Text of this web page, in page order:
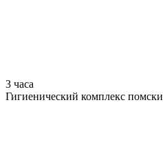
3 часа
Гигиенический комплекс помски